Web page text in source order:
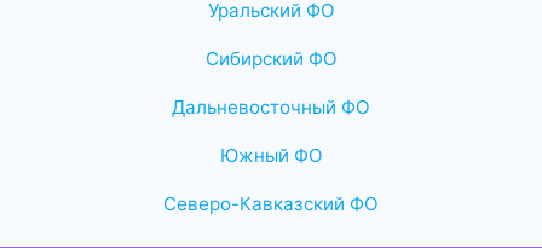
Уральский ФО
Сибирский ФО
Дальневосточный ФО
Южный ФО
Северо-Кавказский ФО